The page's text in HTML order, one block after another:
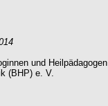
und Heilpädagogen
(BHP) e. V.